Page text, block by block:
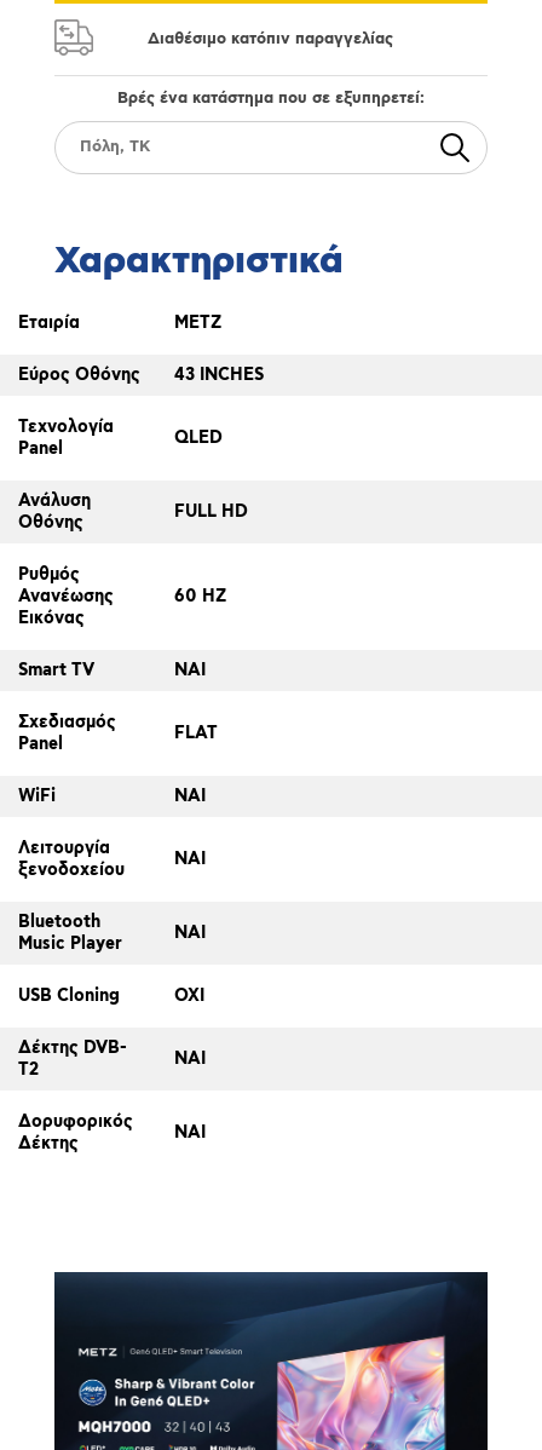
Διαθέσιμο κατόπιν παραγγελίας
Βρές ένα κατάστημα που σε εξυπηρετεί:
Χαρακτηριστικά
Εταιρία METZ
Εύρος Οθόνης 43 INCHES
Τεχνολογία
Panel
QLED
Ανάλυση
Οθόνης
FULL HD
Ρυθμός
Ανανέωσης
Εικόνας
60 HZ
Smart TV ΝΑΙ
Σχεδιασμός
Panel
FLAT
WiFi ΝΑΙ
Λειτουργία
ξενοδοχείου
ΝΑΙ
Bluetooth
Music Player
ΝΑΙ
USB Cloning ΟΧΙ
Δέκτης DVB-
T2
ΝΑΙ
Δορυφορικός
Δέκτης
ΝΑΙ